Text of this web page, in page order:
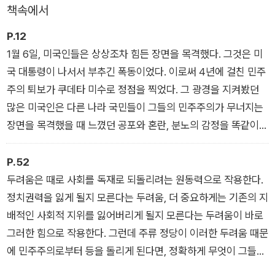
다양한 구성원이 공존하는 민주주의 국가가 되느냐, 소수만이 권
리를 누리는 독재 국가가 되느냐. 저자들은 지금 우리가 낡은 제
도를 개혁하지 않는다면 더욱 끔찍한 미래를 마주할 수도 있음을
강력하게 경고한다.
책속에서
P.12
1월 6일, 미국인들은 상상조차 힘든 장면을 목격했다. 그것은 미
국 대통령이 나서서 부추긴 폭동이었다. 이로써 4년에 걸친 민주
주의 퇴보가 쿠데타 미수로 정점을 찍었다. 그 광경을 지켜봤던
많은 미국인은 다른 나라 국민들이 그들의 민주주의가 무너지는
장면을 목격했을 때 느꼈던 공포와 혼란, 분노의 감정을 똑같이
느꼈다. 정치적 목적으로 시작된 폭력의 흐름, 선거 운동원에 대
한 위협, 투표를 더 힘들게 만든 갖가지 시도, 선거 결과를 뒤집으
려는 대통령의 획책 등 미국인들이 목격한 일련의 사건들은 모두
민주주의의 퇴보였다. _ 〈들어가며〉 중에서
P.52
두려움은 때로 사회를 독재로 되돌리려는 원동력으로 작용한다.
정치권력을 잃게 될지 모른다는 두려움, 더 중요하게는 기존의 지
배적인 사회적 지위를 잃어버리게 될지 모른다는 두려움이 바로
그러한 힘으로 작용한다. 그런데 주류 정당이 이러한 두려움 때문
에 민주주의로부터 등을 돌리게 된다면, 정확하게 무엇이 그들을